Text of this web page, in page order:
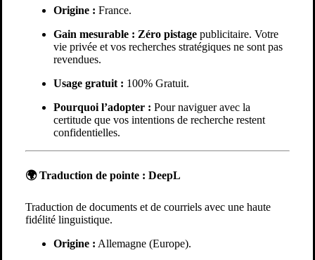
Origine : France.
Gain mesurable : Zéro pistagepublicitaire. Votre
vie privée et vos recherches stratégiques ne sont pas
revendues.
Usage gratuit : 100% Gratuit.
Pourquoi l’adopter : Pour naviguer avec la
certitude que vos intentions de recherche restent
confidentielles.
🌍 Traduction de pointe : DeepL
Traduction de documents et de courriels avec une haute
fidélité linguistique.
Origine : Allemagne (Europe).